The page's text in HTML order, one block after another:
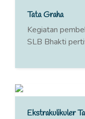
Tata Graha
Kegiatan
SLB Bhakti
Ekstrakulikuler